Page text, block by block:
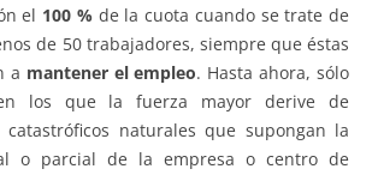
el 100 %de la cuota cuando se trate de
de 50 trabajadores, siempre que éstas
a mantener el empleo. Hasta ahora, sólo
los que la fuerza mayor derive de
catastróficos naturales que supongan la
o parcial de la empresa o centro de